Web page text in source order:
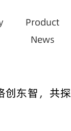
Product
News
创东智，共探